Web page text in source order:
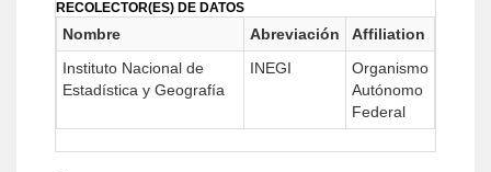
RECOLECTOR(ES) DE DATOS
Nombre Abreviación
Affiliation
Instituto Nacional de
Estadística y Geografía
INEGI
Organismo
Autónomo
Federal